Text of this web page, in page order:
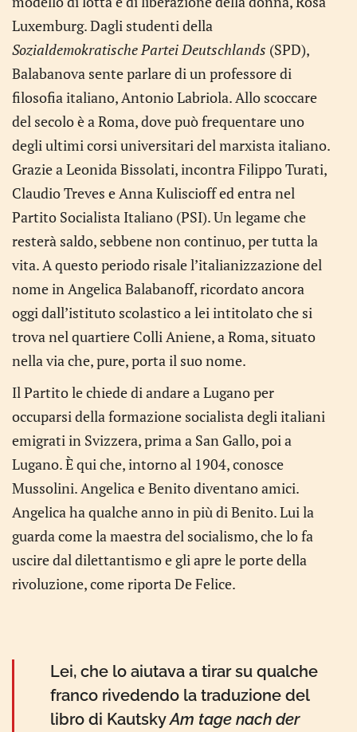
Luxemburg. Dagli studenti della
Sozialdemokratische Partei Deutschlands (SPD),
Balabanova sente parlare di un professore di
filosofia italiano, Antonio Labriola. Allo scoccare
del secolo è a Roma, dove può frequentare uno
degli ultimi corsi universitari del marxista italiano.
Grazie a Leonida Bissolati, incontra Filippo Turati,
Claudio Treves e Anna Kuliscioff ed entra nel
Partito Socialista Italiano (PSI). Un legame che
resterà saldo, sebbene non continuo, per tutta la
vita. A questo periodo risale l’italianizzazione del
nome in Angelica Balabanoff, ricordato ancora
oggi dall’istituto scolastico a lei intitolato che si
trova nel quartiere Colli Aniene, a Roma, situato
nella via che, pure, porta il suo nome.
Il Partito le chiede di andare a Lugano per
occuparsi della formazione socialista degli italiani
emigrati in Svizzera, prima a San Gallo, poi a
Lugano. È qui che, intorno al 1904, conosce
Mussolini. Angelica e Benito diventano amici.
Angelica ha qualche anno in più di Benito. Lui la
guarda come la maestra del socialismo, che lo fa
uscire dal dilettantismo e gli apre le porte della
rivoluzione, come riporta De Felice.
Lei, che lo aiutava a tirar su qualche
franco rivedendo la traduzione del
libro di KautskyAm tage nach der